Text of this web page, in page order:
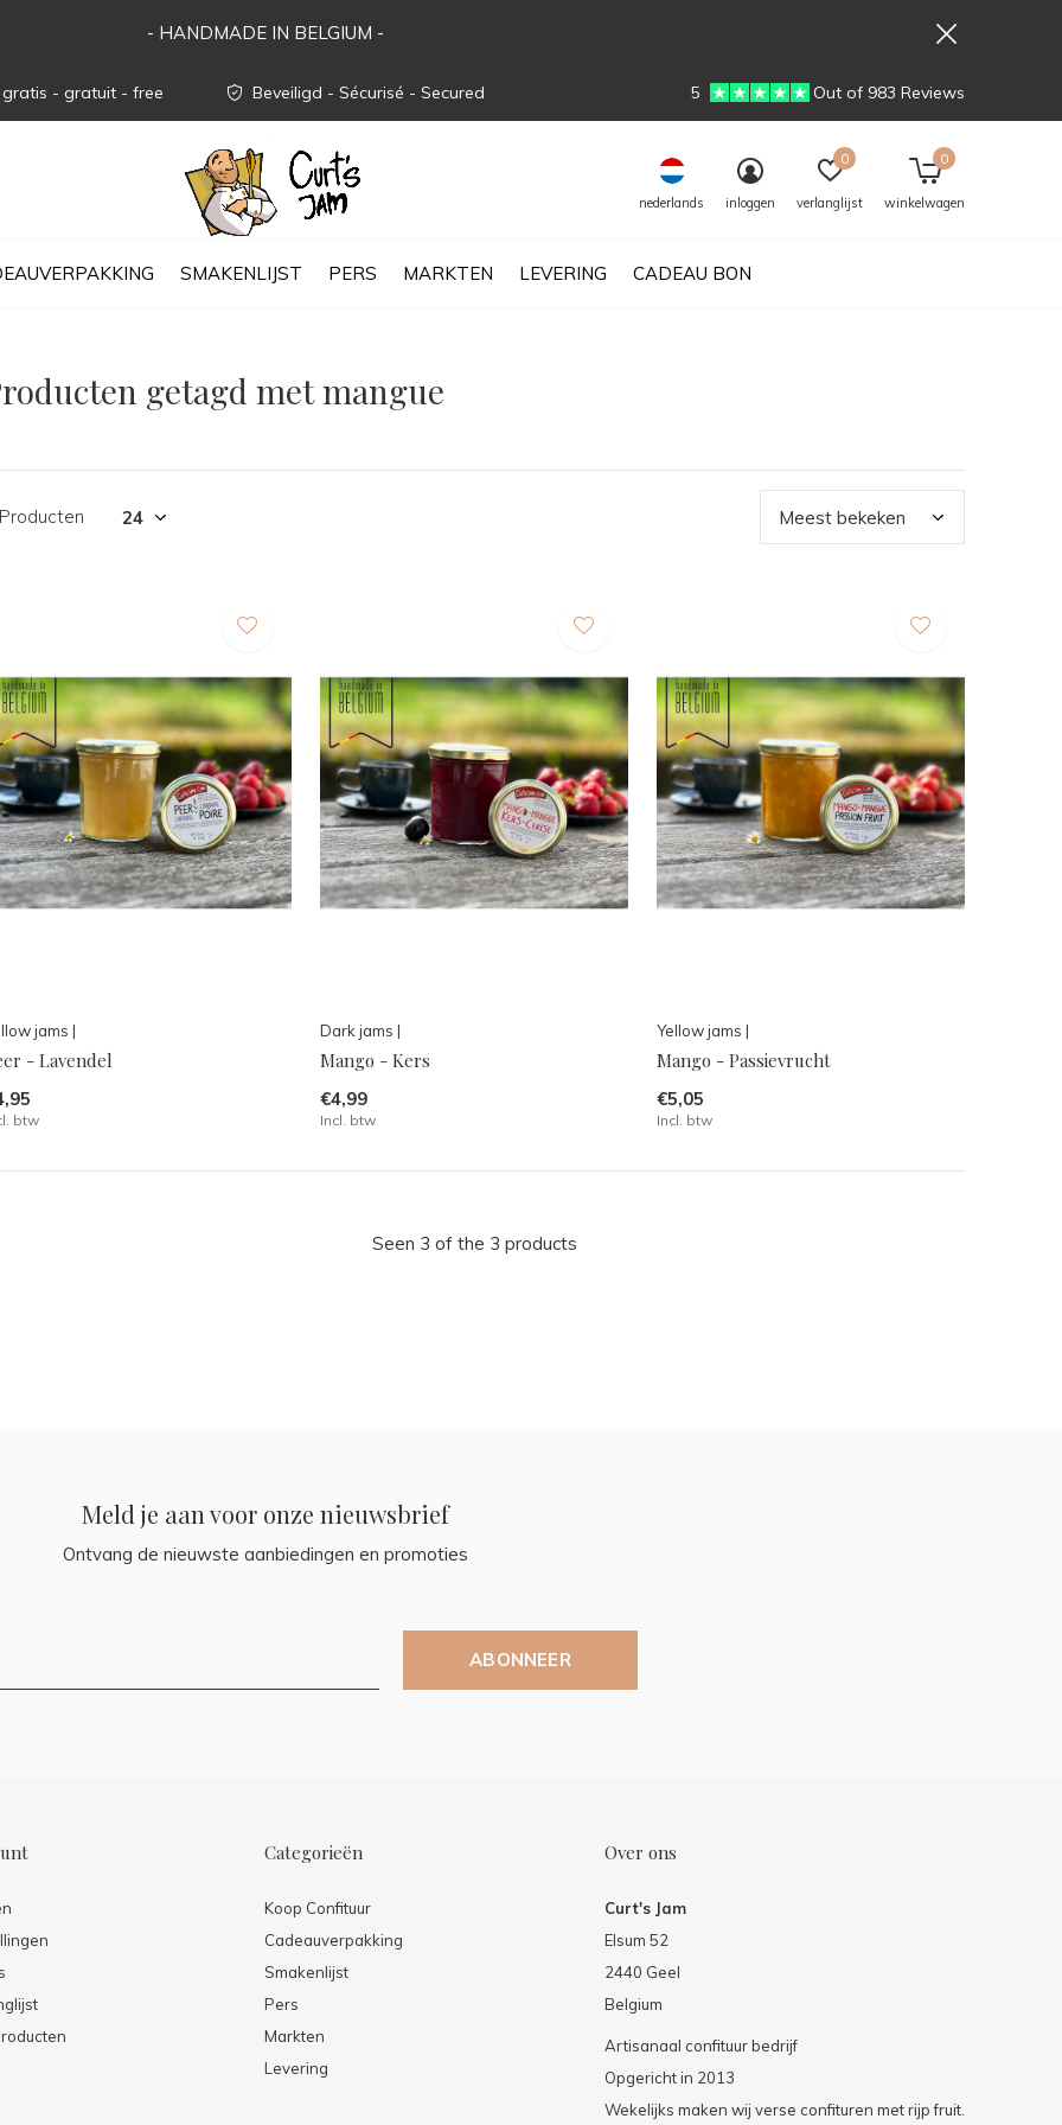
SMAKENLIJST PERS MARKTEN LEVERING CADEAU BON
nederlands inloggen verlanglijst
0
winkelwagen
0
- gratuit - free Beveiligd - Sécurisé - Secured 5 Out of 983 Reviews
- HANDMADE IN BELGIUM -
getagd met mangue
jams |
- Lavendel
btw
Dark jams |
Mango - Kers
€4,99
Incl. btw
Yellow jams |
Mango - Passievrucht
€5,05
Incl. btw
Seen 3 of the 3 products
Meld je aan voor onze nieuwsbrief
Ontvang de nieuwste aanbiedingen en promoties
ABONNEER
Categorieën
Koop Confituur
Cadeauverpakking
Smakenlijst
Pers
Markten
Levering
Over ons
Curt's Jam
Elsum 52
2440 Geel
Belgium
Artisanaal confituur bedrijf
Opgericht in 2013
Wekelijks maken wij verse confituren met rijp fruit.